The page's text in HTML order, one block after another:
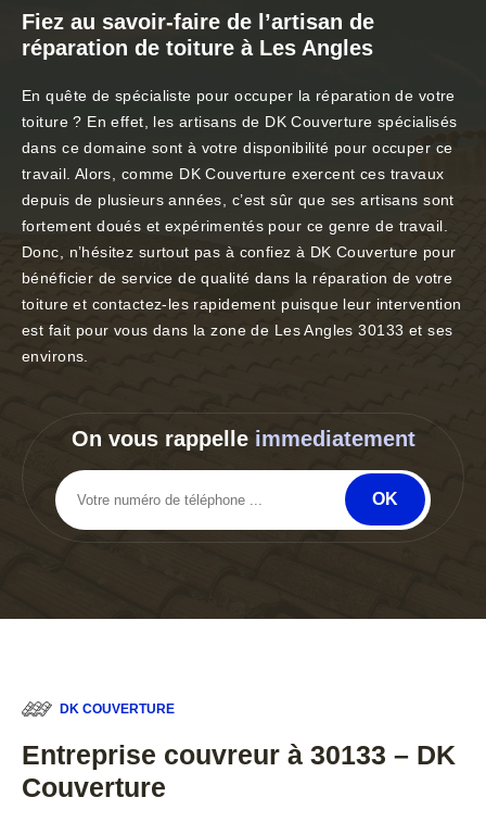
Fiez au savoir-faire de l’artisan de
réparation de toiture à Les Angles
En quête de spécialiste pour occuper la réparation de votre
toiture ? En effet, les artisans de DK Couverture spécialisés
dans ce domaine sont à votre disponibilité pour occuper ce
travail. Alors, comme DK Couverture exercent ces travaux
depuis de plusieurs années, c’est sûr que ses artisans sont
fortement doués et expérimentés pour ce genre de travail.
Donc, n’hésitez surtout pas à confiez à DK Couverture pour
bénéficier de service de qualité dans la réparation de votre
toiture et contactez-les rapidement puisque leur intervention
est fait pour vous dans la zone de Les Angles 30133 et ses
environs.
On vous rappelle immediatement
DK COUVERTURE
Entreprise couvreur à 30133 – DK
Couverture